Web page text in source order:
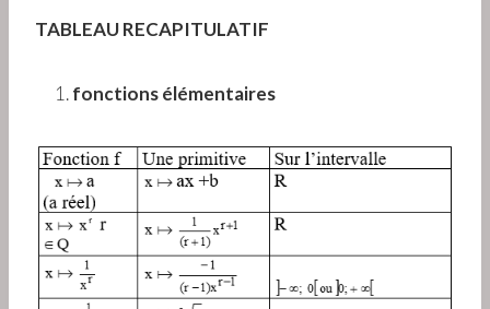
TABLEAU RECAPITULATIF
fonctions élémentaires